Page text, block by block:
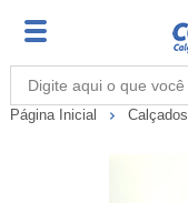
Página Inicial Calçados